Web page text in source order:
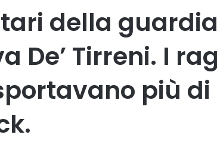
della
De’ Tirreni. I
più di